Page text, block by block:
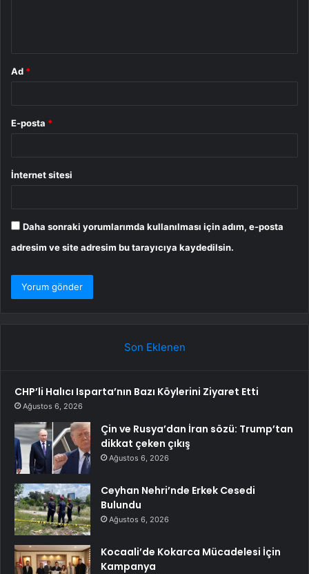
Ad *
E-posta *
İnternet sitesi
Daha sonraki yorumlarımda kullanılması için adım, e-posta
adresim ve site adresim bu tarayıcıya kaydedilsin.
Son Eklenen
CHP’li Halıcı Isparta’nın Bazı Köylerini Ziyaret Etti
Ağustos 6, 2026
Çin ve Rusya’dan İran sözü: Trump’tan
dikkat çeken çıkış
Ağustos 6, 2026
Ceyhan Nehri’nde Erkek Cesedi
Bulundu
Ağustos 6, 2026
Kocaali’de Kokarca Mücadelesi İçin
Kampanya